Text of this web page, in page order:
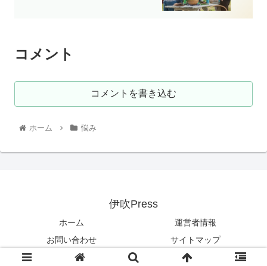
コメント
コメントを書き込む
ホーム 悩み
伊吹Press
ホーム
運営者情報
お問い合わせ
サイトマップ
© 2017 伊吹Press.